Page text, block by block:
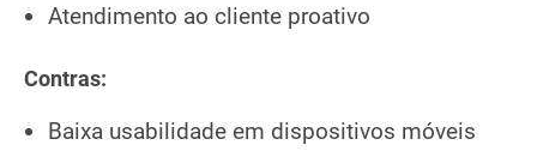
Atendimento ao cliente proativo
Contras:
Baixa usabilidade em dispositivos móveis